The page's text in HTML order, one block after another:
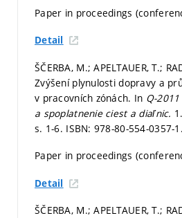
Paper in proceedings
Detail
ŠČERBA, M.; APELTAUER, T.;
Zvýšení plynulosti dopravy a
v pracovních zónách. In Q-
a spoplatnenie ciest a diaľnic.
s. 1-6. ISBN: 978-80-554-0357-1.
Paper in proceedings
Detail
ŠČERBA, M.; APELTAUER, T.;